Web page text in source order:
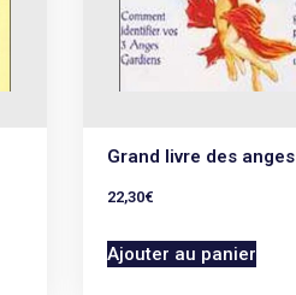
Grand livre des anges
22,30€
Ajouter au panier